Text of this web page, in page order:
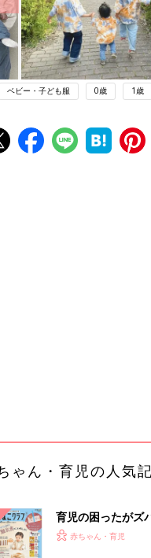
ベビー・子ども服 0歳 1歳
が見逃せない！
PR（Amazon）